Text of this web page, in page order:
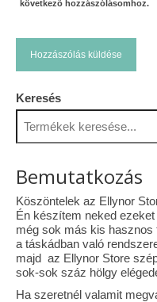
következő hozzászólásomhoz.
Keresés
Bemutatkozás
Köszöntelek az Ellynor
Én készítem neked
még sok más kis hasznos
a táskádban való
majd az Ellynor Store
sok-sok száz hölgy
Ha szeretnél valamit